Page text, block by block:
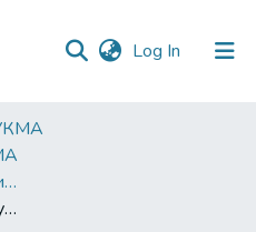
Log In (current)
009 (1): Спеціальний випуск
Бібліотечні колекції Наукової бібліотеки Національного університету "Києво-Могилянська академія"